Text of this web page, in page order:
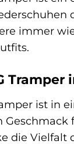
immer
ist in
die Vielfalt